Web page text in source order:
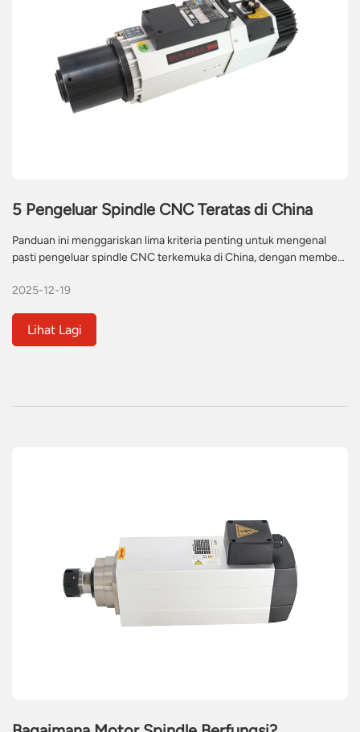
5 Pengeluar Spindle CNC Teratas di China
Panduan ini menggariskan lima kriteria penting untuk mengenal
pasti pengeluar spindle CNC terkemuka di China, dengan memberi
kepakaran khusus industri. Ia berfungsi sebagai sumber yang
spindle berprestasi tinggi yang andal untuk jentera CNC mereka.
2025-12-19
Lihat Lagi